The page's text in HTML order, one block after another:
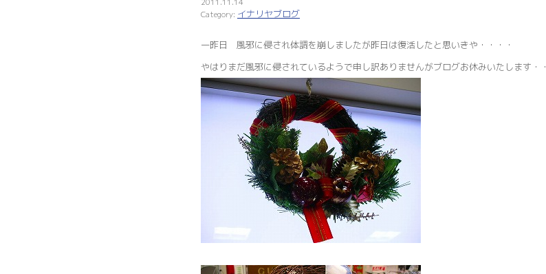
イナリヤブログ
一昨日 風邪に侵され体調を崩しましたが昨日は復活したと思いきや・・・・
やはりまだ風邪に侵されているようで申し訳ありませんがブログお休みいたします・・